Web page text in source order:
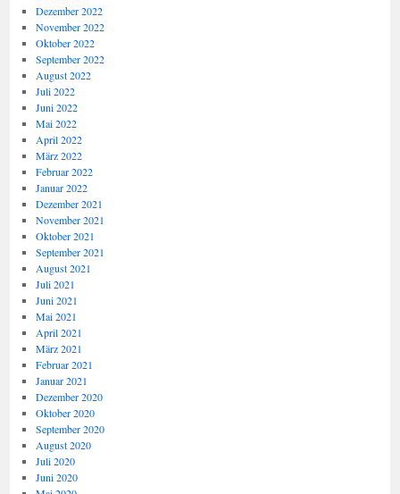
Dezember 2022
November 2022
Oktober 2022
September 2022
August 2022
Juli 2022
Juni 2022
Mai 2022
April 2022
März 2022
Februar 2022
Januar 2022
Dezember 2021
November 2021
Oktober 2021
September 2021
August 2021
Juli 2021
Juni 2021
Mai 2021
April 2021
März 2021
Februar 2021
Januar 2021
Dezember 2020
Oktober 2020
September 2020
August 2020
Juli 2020
Juni 2020